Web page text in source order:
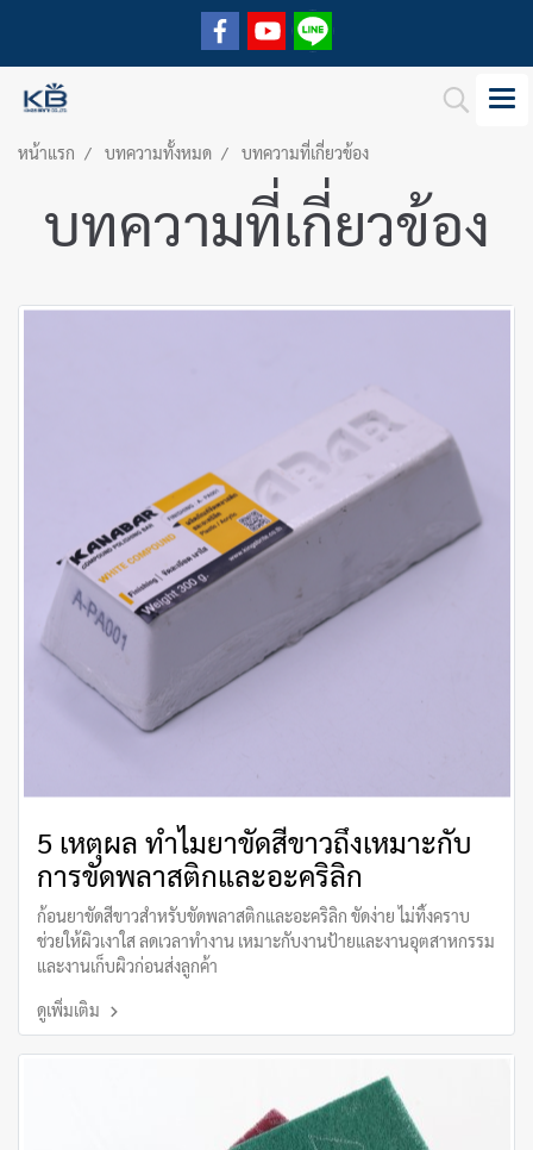
หน้าแรก บทความทั้งหมด บทความที่เกี่ยวข้อง
บทความที่เกี่ยวข้อง
5 เหตุผล ทำไมยาขัดสีขาวถึงเหมาะกับ
การขัดพลาสติกและอะคริลิก
ก้อนยาขัดสีขาวสำหรับขัดพลาสติกและอะคริลิก ขัดง่าย ไม่ทิ้งคราบ
ช่วยให้ผิวเงาใส ลดเวลาทำงาน เหมาะกับงานป้ายและงานอุตสาหกรรม
และงานเก็บผิวก่อนส่งลูกค้า
ดูเพิ่มเติม